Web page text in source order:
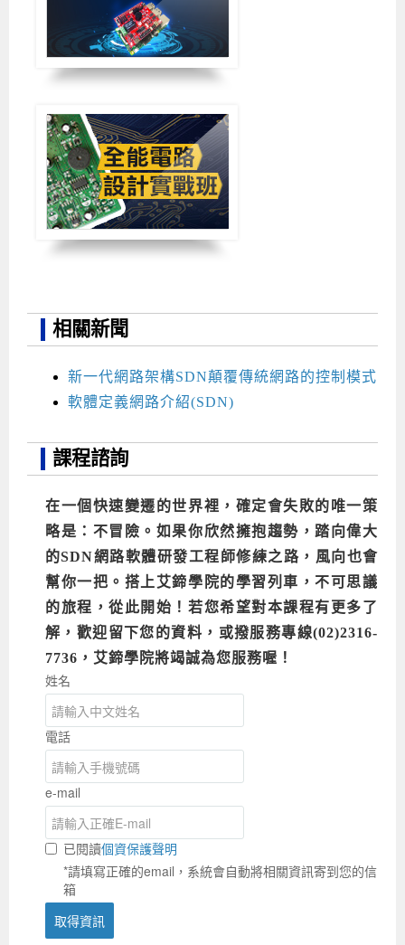
相關新聞
新一代網路架構SDN顛覆傳統網路的控制模式
軟體定義網路介紹(SDN)
課程諮詢
在一個快速變遷的世界裡，確定會失敗的唯一策
略是：不冒險。如果你欣然擁抱趨勢，踏向偉大
的SDN網路軟體研發工程師修練之路，風向也會
幫你一把。搭上艾鍗學院的學習列車，不可思議
的旅程，從此開始！若您希望對本課程有更多了
解，歡迎留下您的資料，或撥服務專線(02)2316-
7736，艾鍗學院將竭誠為您服務喔！
姓名
電話
e-mail
已閱讀個資保護聲明
*請填寫正確的email，系統會自動將相關資訊寄到您的信
箱
取得資訊